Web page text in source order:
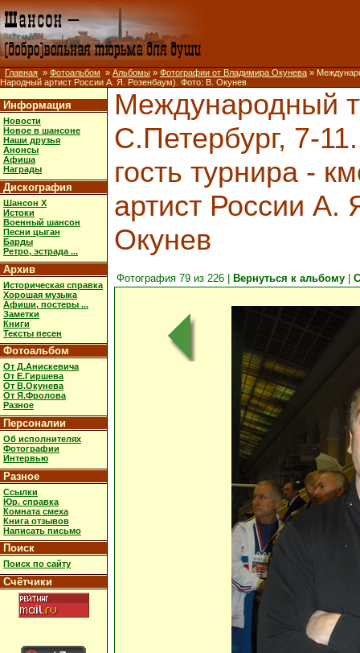
Главная » Фотоальбом » Альбомы » Фотографии от Владимира Окунева »
Народный артист России А. Я. Розенбаум). Фото: В. Окунев
Информация
Новости
Новое в шансоне
Наши друзья
Анонсы
Афиша
Награды
Дискография
Шансон X
Истоки
Военный шансон
Песни цыган
Барды
Ретро, эстрада ...
Архив
Историческая справка
Хорошая музыка
Афиши, постеры ...
Заметки
Книги
Тексты песен
Фотоальбом
От Д.Анискевича
От Е.Гиршева
От В.Окунева
От Я.Фролова
Разное
Персоналии
Об исполнителях
Фотографии
Интервью
Разное
Ссылки
Юр. справка
Комната смеха
Книга отзывов
Написать письмо
Поиск
Поиск по сайту
Счётчики
Международный
С.Петербург, 7-
гость турнира -
артист России
Окунев
Фотография 79 из 226 | Вернуться к альбому